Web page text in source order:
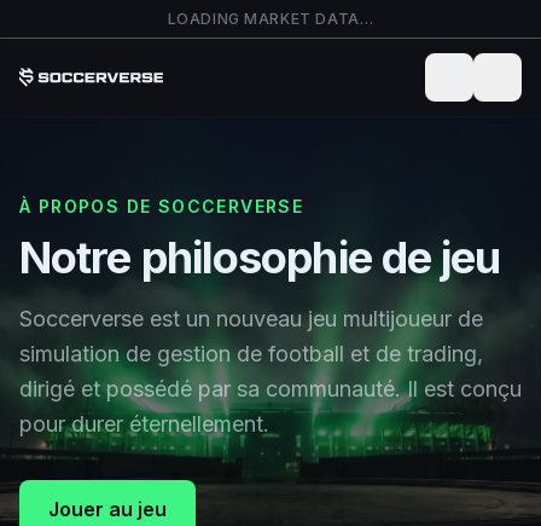
Passer au contenu principalLOADING MARKET DATA…
À PROPOS DE SOCCERVERSE
Notre philosophie de jeu
Soccerverse est un nouveau jeu multijoueur de
simulation de gestion de football et de trading,
dirigé et possédé par sa communauté. Il est conçu
pour durer éternellement.
Jouer au jeu